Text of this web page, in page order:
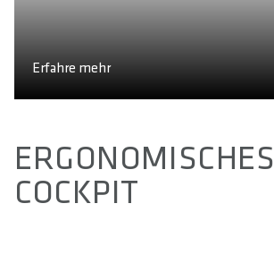
Erfahre mehr
ERGONOMISCHES
COCKPIT